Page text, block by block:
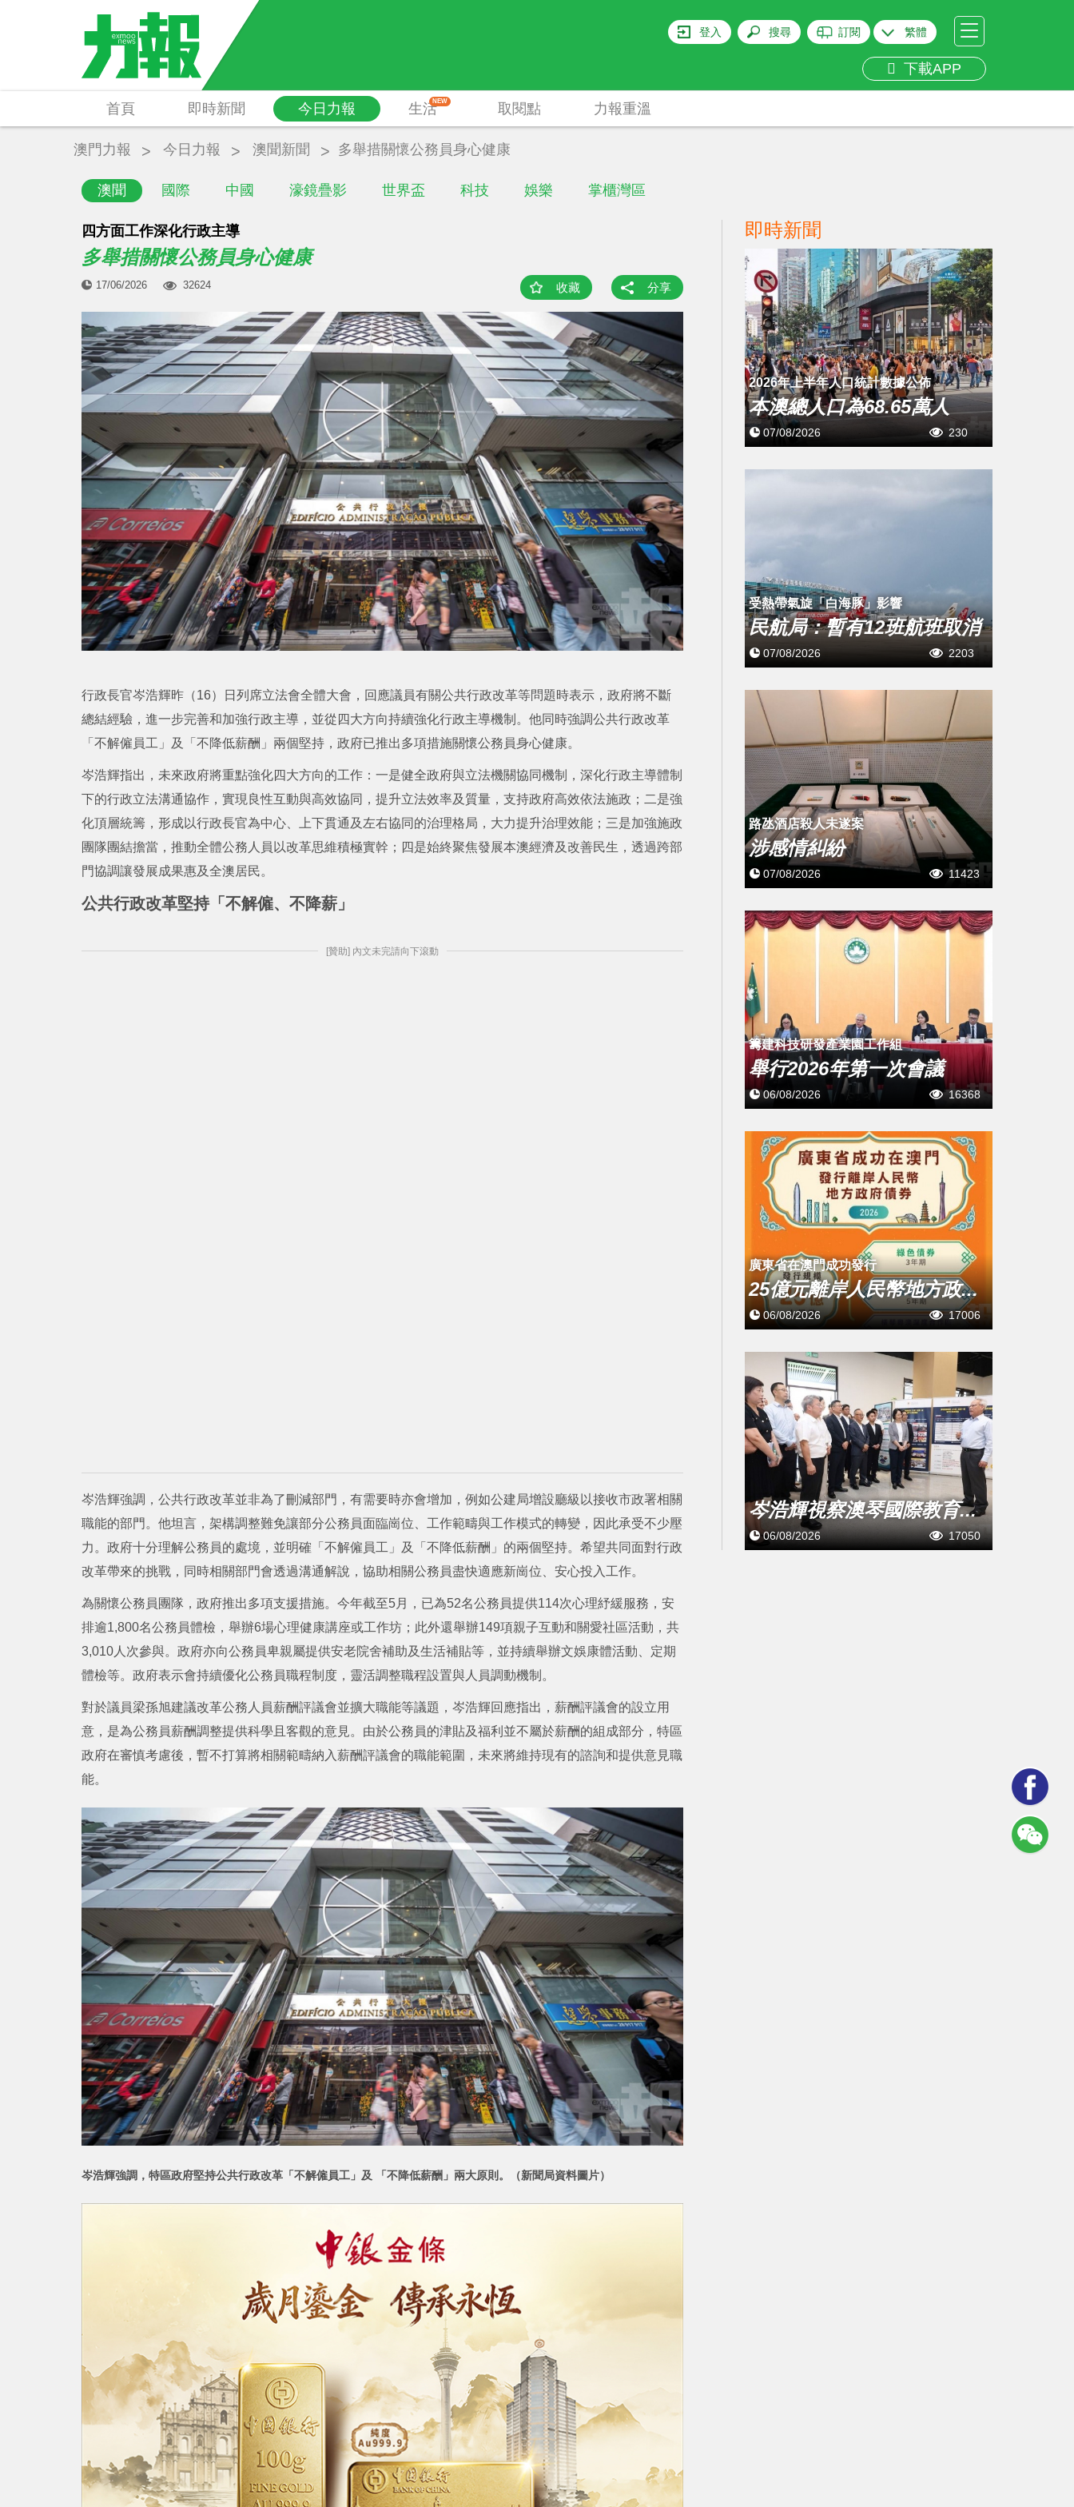
登入 搜尋 訂閱 繁體
下載APP
首頁 即時新聞 今日力報
澳聞 國際 中國 濠鏡疊影 世界盃 科技 娛樂 掌櫃灣區
生活NEW 取閱點 力報重溫
澳門力報 今日力報 澳聞新聞 多舉措關懷公務員身心健康
四方面工作深化行政主導
多舉措關懷公務員身心健康
17/06/2026 32624 收藏 分享
行政長官岑浩輝昨（16）日列席立法會全體大會，回應議員有關公共行政改革等問題時表示，政府將不斷
總結經驗，進一步完善和加強行政主導，並從四大方向持續強化行政主導機制。他同時強調公共行政改革
「不解僱員工」及「不降低薪酬」兩個堅持，政府已推出多項措施關懷公務員身心健康。
岑浩輝指出，未來政府將重點強化四大方向的工作：一是健全政府與立法機關協同機制，深化行政主導體制
下的行政立法溝通協作，實現良性互動與高效協同，提升立法效率及質量，支持政府高效依法施政；二是強
化頂層統籌，形成以行政長官為中心、上下貫通及左右協同的治理格局，大力提升治理效能；三是加強施政
團隊團結擔當，推動全體公務人員以改革思維積極實幹；四是始終聚焦發展本澳經濟及改善民生，透過跨部
門協調讓發展成果惠及全澳居民。
公共行政改革堅持「不解僱、不降薪」
[贊助] 內文未完請向下滾動
岑浩輝強調，公共行政改革並非為了刪減部門，有需要時亦會增加，例如公建局增設廳級以接收市政署相關
職能的部門。他坦言，架構調整難免讓部分公務員面臨崗位、工作範疇與工作模式的轉變，因此承受不少壓
力。政府十分理解公務員的處境，並明確「不解僱員工」及「不降低薪酬」的兩個堅持。希望共同面對行政
改革帶來的挑戰，同時相關部門會透過溝通解說，協助相關公務員盡快適應新崗位、安心投入工作。
為關懷公務員團隊，政府推出多項支援措施。今年截至5月，已為52名公務員提供114次心理紓緩服務，安
排逾1,800名公務員體檢，舉辦6場心理健康講座或工作坊；此外還舉辦149項親子互動和關愛社區活動，共
3,010人次參與。政府亦向公務員卑親屬提供安老院舍補助及生活補貼等，並持續舉辦文娛康體活動、定期
體檢等。政府表示會持續優化公務員職程制度，靈活調整職程設置與人員調動機制。
對於議員梁孫旭建議改革公務人員薪酬評議會並擴大職能等議題，岑浩輝回應指出，薪酬評議會的設立用
意，是為公務員薪酬調整提供科學且客觀的意見。由於公務員的津貼及福利並不屬於薪酬的組成部分，特區
政府在審慎考慮後，暫不打算將相關範疇納入薪酬評議會的職能範圍，未來將維持現有的諮詢和提供意見職
能。
岑浩輝強調，特區政府堅持公共行政改革「不解僱員工」及 「不降低薪酬」兩大原則。（新聞局資料圖片）
即時新聞
2026年上半年人口統計數據公佈
本澳總人口為68.65萬人
07/08/2026 230
受熱帶氣旋「白海豚」影響
民航局：暫有12班航班取消
07/08/2026 2203
路氹酒店殺人未遂案
涉感情糾紛
07/08/2026 11423
籌建科技研發產業園工作組
舉行2026年第一次會議
06/08/2026 16368
廣東省在澳門成功發行
25億元離岸人民幣地方政...
06/08/2026 17006
岑浩輝視察澳琴國際教育...
06/08/2026 17050